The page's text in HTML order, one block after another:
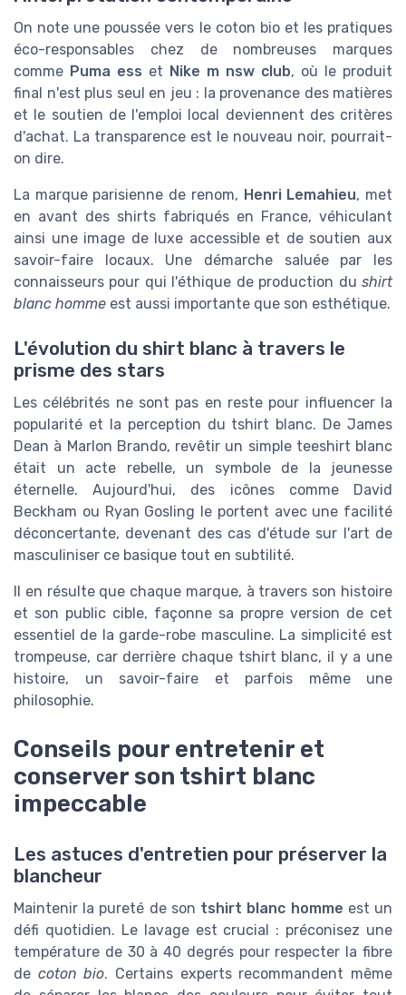
On note une poussée vers le coton bio et les pratiques
éco-responsables chez de nombreuses marques
comme Puma ess et Nike m nsw club, où le produit
final n'est plus seul en jeu : la provenance des matières
et le soutien de l'emploi local deviennent des critères
d'achat. La transparence est le nouveau noir, pourrait-
on dire.
La marque parisienne de renom, Henri Lemahieu, met
en avant des shirts fabriqués en France, véhiculant
ainsi une image de luxe accessible et de soutien aux
savoir-faire locaux. Une démarche saluée par les
connaisseurs pour qui l'éthique de production du shirt
blanc homme est aussi importante que son esthétique.
L'évolution du shirt blanc à travers le
prisme des stars
Les célébrités ne sont pas en reste pour influencer la
popularité et la perception du tshirt blanc. De James
Dean à Marlon Brando, revêtir un simple teeshirt blanc
était un acte rebelle, un symbole de la jeunesse
éternelle. Aujourd'hui, des icônes comme David
Beckham ou Ryan Gosling le portent avec une facilité
déconcertante, devenant des cas d'étude sur l'art de
masculiniser ce basique tout en subtilité.
Il en résulte que chaque marque, à travers son histoire
et son public cible, façonne sa propre version de cet
essentiel de la garde-robe masculine. La simplicité est
trompeuse, car derrière chaque tshirt blanc, il y a une
histoire, un savoir-faire et parfois même une
philosophie.
Conseils pour entretenir et
conserver son tshirt blanc
impeccable
Les astuces d'entretien pour préserver la
blancheur
Maintenir la pureté de son tshirt blanc homme est un
défi quotidien. Le lavage est crucial : préconisez une
température de 30 à 40 degrés pour respecter la fibre
de coton bio. Certains experts recommandent même